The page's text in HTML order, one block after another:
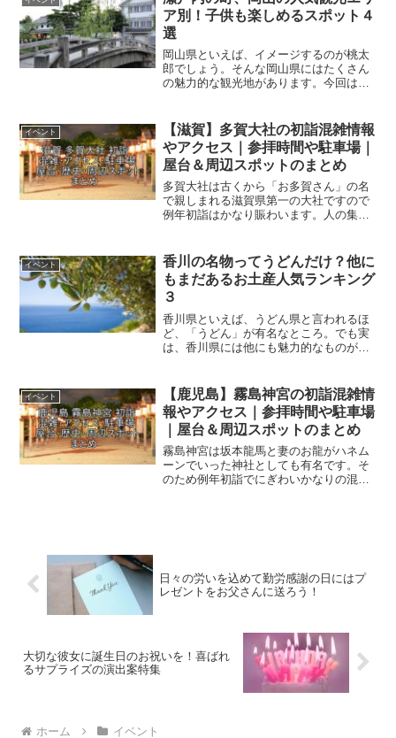
ア別！子供も楽しめるスポット４
選
岡山県といえば、イメージするのが桃太
郎でしょう。そんな岡山県にはたくさん
の魅力的な観光地があります。今回は４
１００選にも選ばれているこの岡山城。
岡山城は天守閣の中まで...
イベント
【滋賀】多賀大社の初詣混雑情報
やアクセス｜参拝時間や駐車場｜
屋台＆周辺スポットのまとめ
多賀大社は古くから「お多賀さん」の名
で親しまれる滋賀県第一の大社ですので
例年初詣はかなり賑わいます。人の集中
しょう。ある程度混雑は避けられません
が少しでもスムーズに初詣...
イベント
香川の名物ってうどんだけ？他に
もまだあるお土産人気ランキング
３
香川県といえば、うどん県と言われるほ
ど、「うどん」が有名なところ。でも実
は、香川県には他にも魅力的なものがた
式でご紹介します。 第３位 JISUKE生
チョコダーク意外な...
イベント
【鹿児島】霧島神宮の初詣混雑情
報やアクセス｜参拝時間や駐車場
｜屋台＆周辺スポットのまとめ
霧島神宮は坂本龍馬と妻のお龍がハネム
ーンでいった神社としても有名です。そ
のため例年初詣でにぎわいかなりの混雑
日々の労いを込めて勤労感謝の日にはプ
レゼントをお父さんに送ろう！
大切な彼女に誕生日のお祝いを！喜ばれ
るサプライズの演出案特集
ホーム イベント